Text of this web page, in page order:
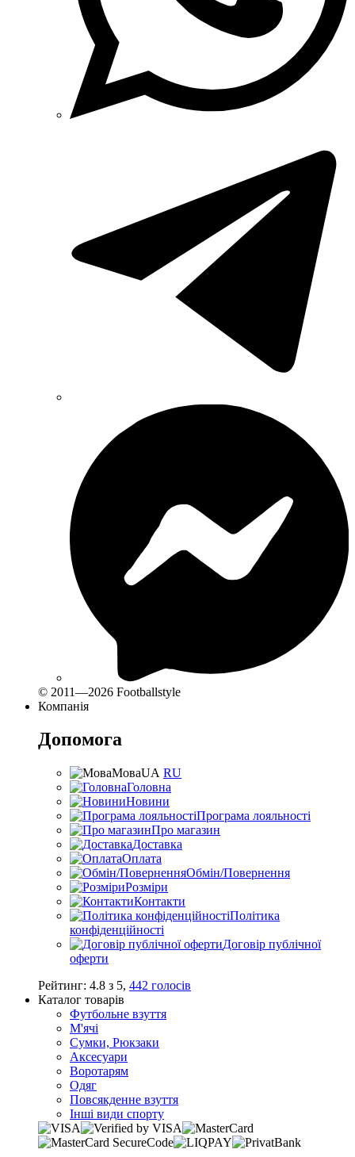
© 2011—2026 Footballstyle
Компанія
Допомога
МоваUA RU
Головна
Новини
Програма лояльності
Про магазин
Доставка
Оплата
Обмін/Повернення
Розміри
Контакти
Політика
конфіденційності
Договір публічної
оферти
Рейтинг: 4.8 з 5, 442 голосів
Каталог товарів
Футбольне взуття
М'ячі
Сумки, Рюкзаки
Аксесуари
Воротарям
Одяг
Повсякденне взуття
Інші види спорту